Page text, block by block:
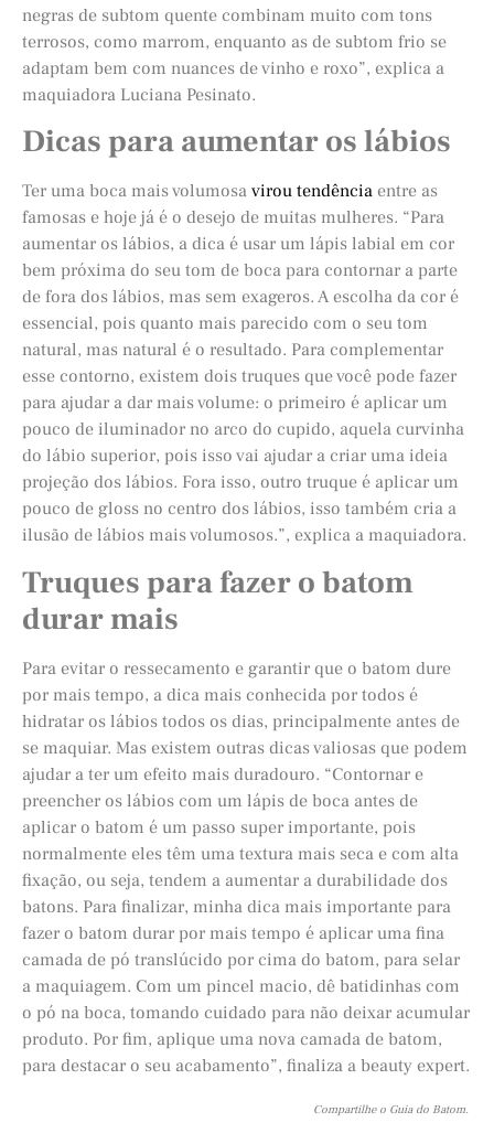
negras de subtom quente combinam muito com tons
terrosos, como marrom, enquanto as de subtom frio se
adaptam bem com nuances de vinho e roxo”, explica a
maquiadora Luciana Pesinato.
Dicas para aumentar os lábios
Ter uma boca mais volumosa virou tendência entre as
famosas e hoje já é o desejo de muitas mulheres. “Para
aumentar os lábios, a dica é usar um lápis labial em cor
bem próxima do seu tom de boca para contornar a parte
de fora dos lábios, mas sem exageros. A escolha da cor é
essencial, pois quanto mais parecido com o seu tom
natural, mas natural é o resultado. Para complementar
esse contorno, existem dois truques que você pode fazer
para ajudar a dar mais volume: o primeiro é aplicar um
pouco de iluminador no arco do cupido, aquela curvinha
do lábio superior, pois isso vai ajudar a criar uma ideia
projeção dos lábios. Fora isso, outro truque é aplicar um
pouco de gloss no centro dos lábios, isso também cria a
ilusão de lábios mais volumosos.”, explica a maquiadora.
Truques para fazer o batom
durar mais
Para evitar o ressecamento e garantir que o batom dure
por mais tempo, a dica mais conhecida por todos é
hidratar os lábios todos os dias, principalmente antes de
se maquiar. Mas existem outras dicas valiosas que podem
ajudar a ter um efeito mais duradouro. “Contornar e
preencher os lábios com um lápis de boca antes de
aplicar o batom é um passo super importante, pois
normalmente eles têm uma textura mais seca e com alta
fixação, ou seja, tendem a aumentar a durabilidade dos
batons. Para finalizar, minha dica mais importante para
fazer o batom durar por mais tempo é aplicar uma fina
camada de pó translúcido por cima do batom, para selar
a maquiagem. Com um pincel macio, dê batidinhas com
o pó na boca, tomando cuidado para não deixar acumular
produto. Por fim, aplique uma nova camada de batom,
para destacar o seu acabamento”, finaliza a beauty expert.
Compartilhe o Guia do Batom.